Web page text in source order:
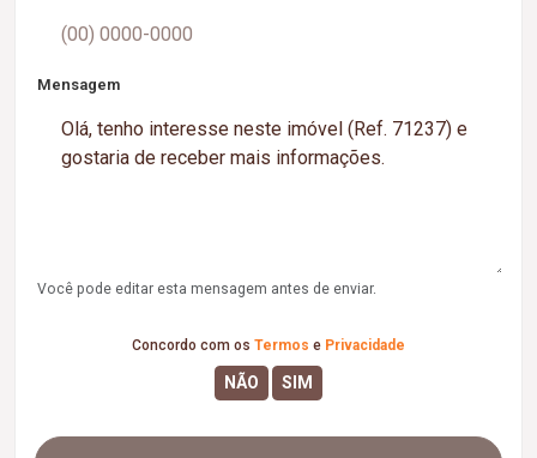
Mensagem
Você pode editar esta mensagem antes de enviar.
Concordo com os Termos e Privacidade